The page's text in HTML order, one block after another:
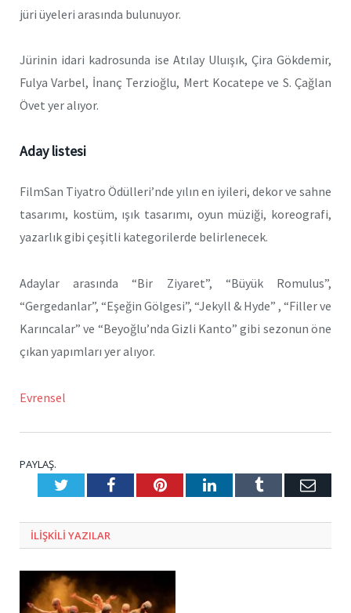
jüri üyeleri arasında bulunuyor.
Jürinin idari kadrosunda ise Atılay Uluışık, Çira Gökdemir,
Fulya Varbel, İnanç Terzioğlu, Mert Kocatepe ve S. Çağlan
Övet yer alıyor.
Aday listesi
FilmSan Tiyatro Ödülleri’nde yılın en iyileri, dekor ve sahne
tasarımı, kostüm, ışık tasarımı, oyun müziği, koreografi,
yazarlık gibi çeşitli kategorilerde belirlenecek.
Adaylar arasında “Bir Ziyaret”, “Büyük Romulus”,
“Gergedanlar”, “Eşeğin Gölgesi”, “Jekyll & Hyde” , “Filler ve
Karıncalar” ve “Beyoğlu’nda Gizli Kanto” gibi sezonun öne
çıkan yapımları yer alıyor.
Evrensel
PAYLAŞ.
TwitterFacebookPinterestLinkedInTumblr E-
ILIŞKILI YAZILAR